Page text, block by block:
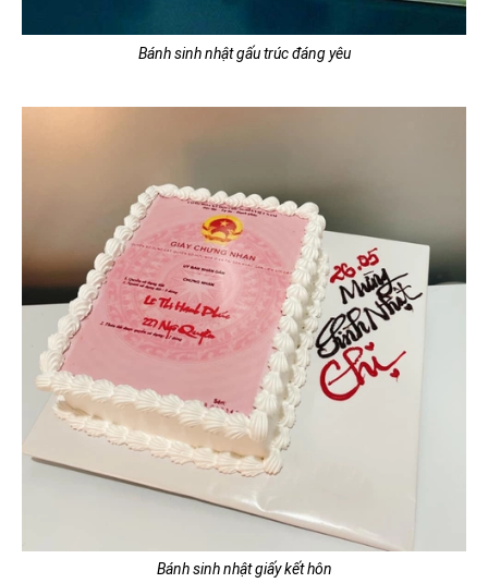
Bánh sinh nhật gấu trúc đáng yêu
Bánh sinh nhật giấy kết hôn